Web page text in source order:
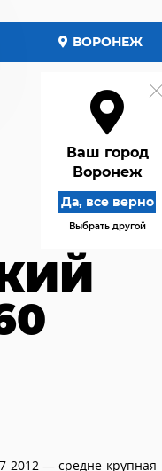
ВОРОНЕЖ
Ваш город
Воронеж
Да, все верно
Выбрать другой
2012 — средне-крупная